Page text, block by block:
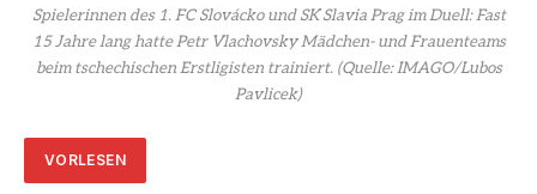
Spielerinnen des 1. FC Slovácko und SK Slavia Prag im Duell: Fast
15 Jahre lang hatte Petr Vlachovsky Mädchen- und Frauenteams
beim tschechischen Erstligisten trainiert.(Quelle: IMAGO/Lubos
Pavlicek)
VORLESEN